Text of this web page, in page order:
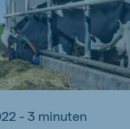
- 3 minuten